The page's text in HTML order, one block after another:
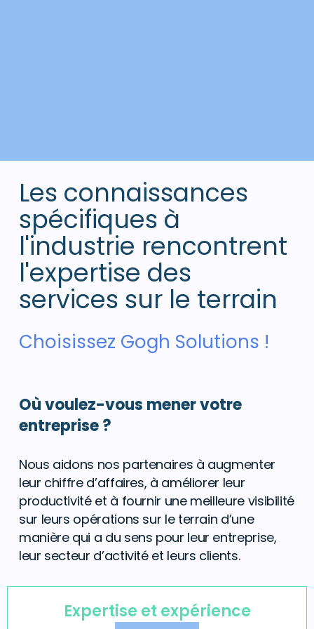
Les connaissances
spécifiques à
l'industrie rencontrent
l'expertise des
services sur le terrain
Choisissez Gogh Solutions !
Où voulez-vous mener votre
entreprise ?
Nous aidons nos partenaires à augmenter
leur chiffre d’affaires, à améliorer leur
productivité et à fournir une meilleure visibilité
sur leurs opérations sur le terrain d’une
manière qui a du sens pour leur entreprise,
leur secteur d’activité et leurs clients.
Expertise et expérience